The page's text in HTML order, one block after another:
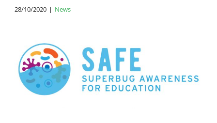
28/10/2020 | News
Larger
Image